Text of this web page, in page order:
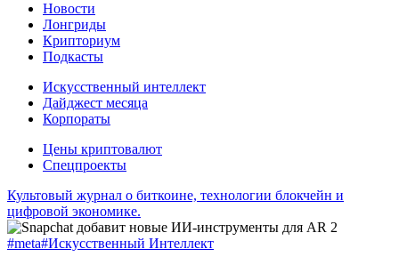
Новости
Лонгриды
Крипториум
Подкасты
Искусственный интеллект
Дайджест месяца
Корпораты
Цены криптовалют
Спецпроекты
Культовый журнал о биткоине, технологии блокчейн и
цифровой экономике.
#meta#Искусственный Интеллект